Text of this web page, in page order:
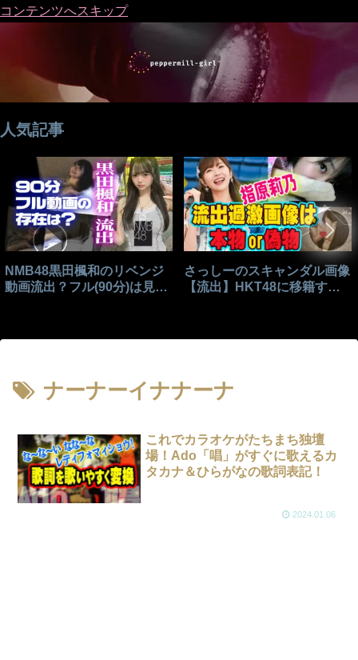
コンテンツへスキップ
人気記事
NMB48黒田楓和のリベンジ
動画流出？フル(90分)は見れ
さっしーのスキャンダル画像
【流出】HKT48に移籍する
ナーナーイナナーナ
これでカラオケがたちまち独壇
場！Ado「唱」がすぐに歌えるカ
タカナ＆ひらがなの歌詞表記！
2024.01.06